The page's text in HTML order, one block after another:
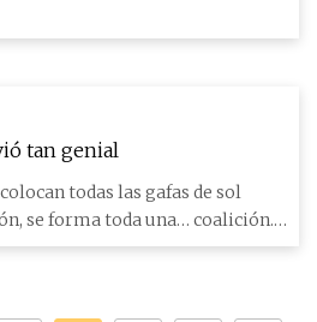
tan genial
todas las gafas de sol
se forma toda una… coalición.